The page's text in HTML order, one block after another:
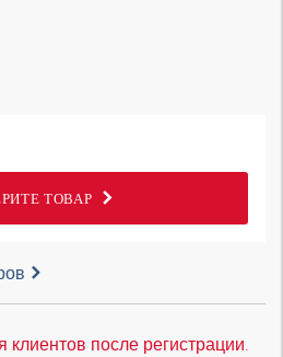
ТОВАР
после регистрации.